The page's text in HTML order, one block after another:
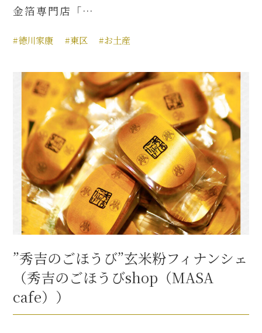
金箔専門店「…
#徳川家康 #東区 #お土産
”秀吉のごほうび”玄米粉フィナンシェ
（秀吉のごほうびshop（MASA
cafe））